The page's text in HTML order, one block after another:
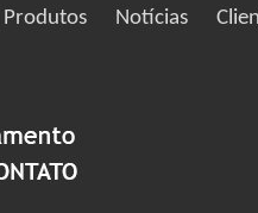
Produtos Notícias